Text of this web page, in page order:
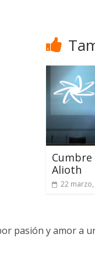
Alioth
22
pasión y amor a